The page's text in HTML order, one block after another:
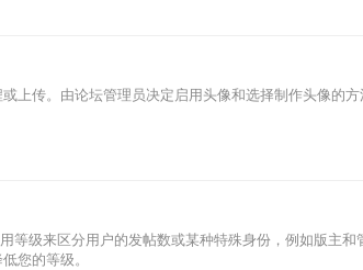
传。由论坛管理员决定启用头像和选择制作头像的
级来区分用户的发帖数或某种特殊身份，例如版主
您的等级。